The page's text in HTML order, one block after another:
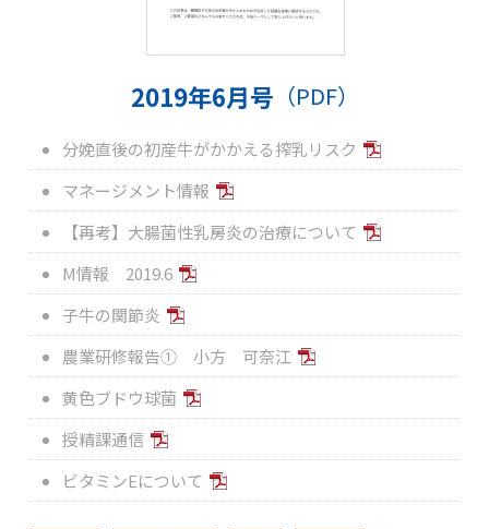
2019年6月号 （PDF）
分娩直後の初産牛がかかえる搾乳リスク
マネージメント情報
【再考】大腸菌性乳房炎の治療について
M情報 2019.6
子牛の関節炎
農業研修報告① 小方 可奈江
黄色ブドウ球菌
授精課通信
ビタミンEについて